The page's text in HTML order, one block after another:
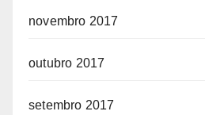
novembro 2017
outubro 2017
setembro 2017